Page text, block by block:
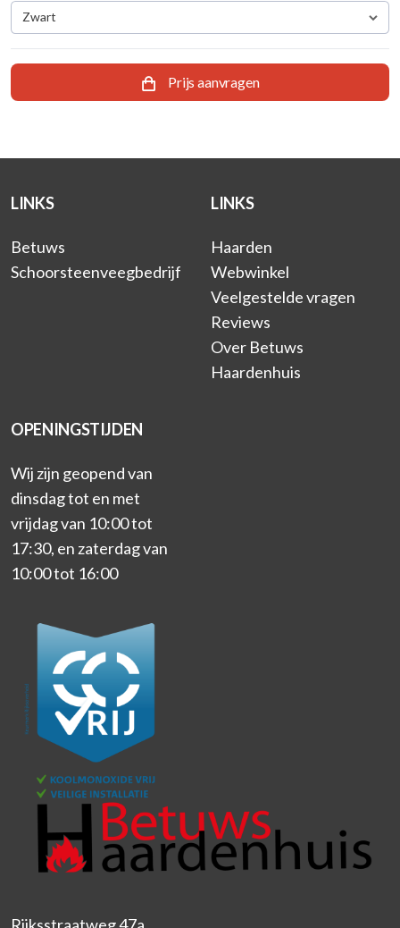
Zwart
Prijs aanvragen
LINKS
Betuws
Schoorsteenveegbedrijf
LINKS
Haarden
Webwinkel
Veelgestelde vragen
Reviews
Over Betuws
Haardenhuis
OPENINGSTIJDEN
Wij zijn geopend van
dinsdag tot en met
vrijdag van 10:00 tot
17:30, en zaterdag van
10:00 tot 16:00